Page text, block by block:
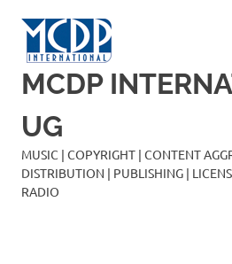
Inhalt
springen
MCDP
UG
MUSIC | COPYRIGHT | CONTENT
DISTRIBUTION | PUBLISHING |
RADIO